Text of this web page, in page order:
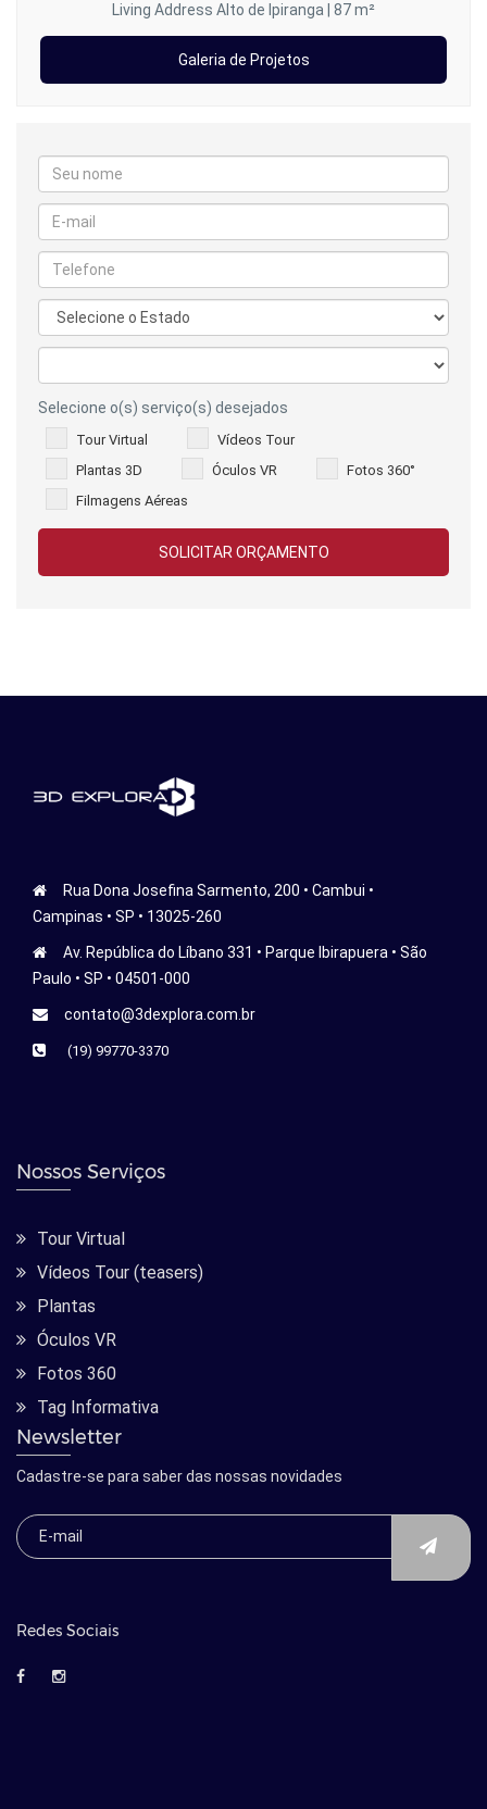
Living Address Alto de Ipiranga | 87 m²
Galeria de Projetos
Selecione o(s) serviço(s) desejados
Tour Virtual
Vídeos Tour
Plantas 3D
Óculos VR
Fotos 360°
Filmagens Aéreas
SOLICITAR ORÇAMENTO
Rua Dona Josefina Sarmento, 200 • Cambui •
Campinas • SP • 13025-260
Av. República do Líbano 331 • Parque Ibirapuera • São
Paulo • SP • 04501-000
contato@3dexplora.com.br
(19) 99770-3370
Nossos Serviços
Tour Virtual
Vídeos Tour (teasers)
Plantas
Óculos VR
Fotos 360
Tag Informativa
Newsletter
Cadastre-se para saber das nossas novidades
Redes Sociais